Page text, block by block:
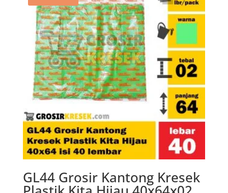
GL44 Grosir Kantong Kresek